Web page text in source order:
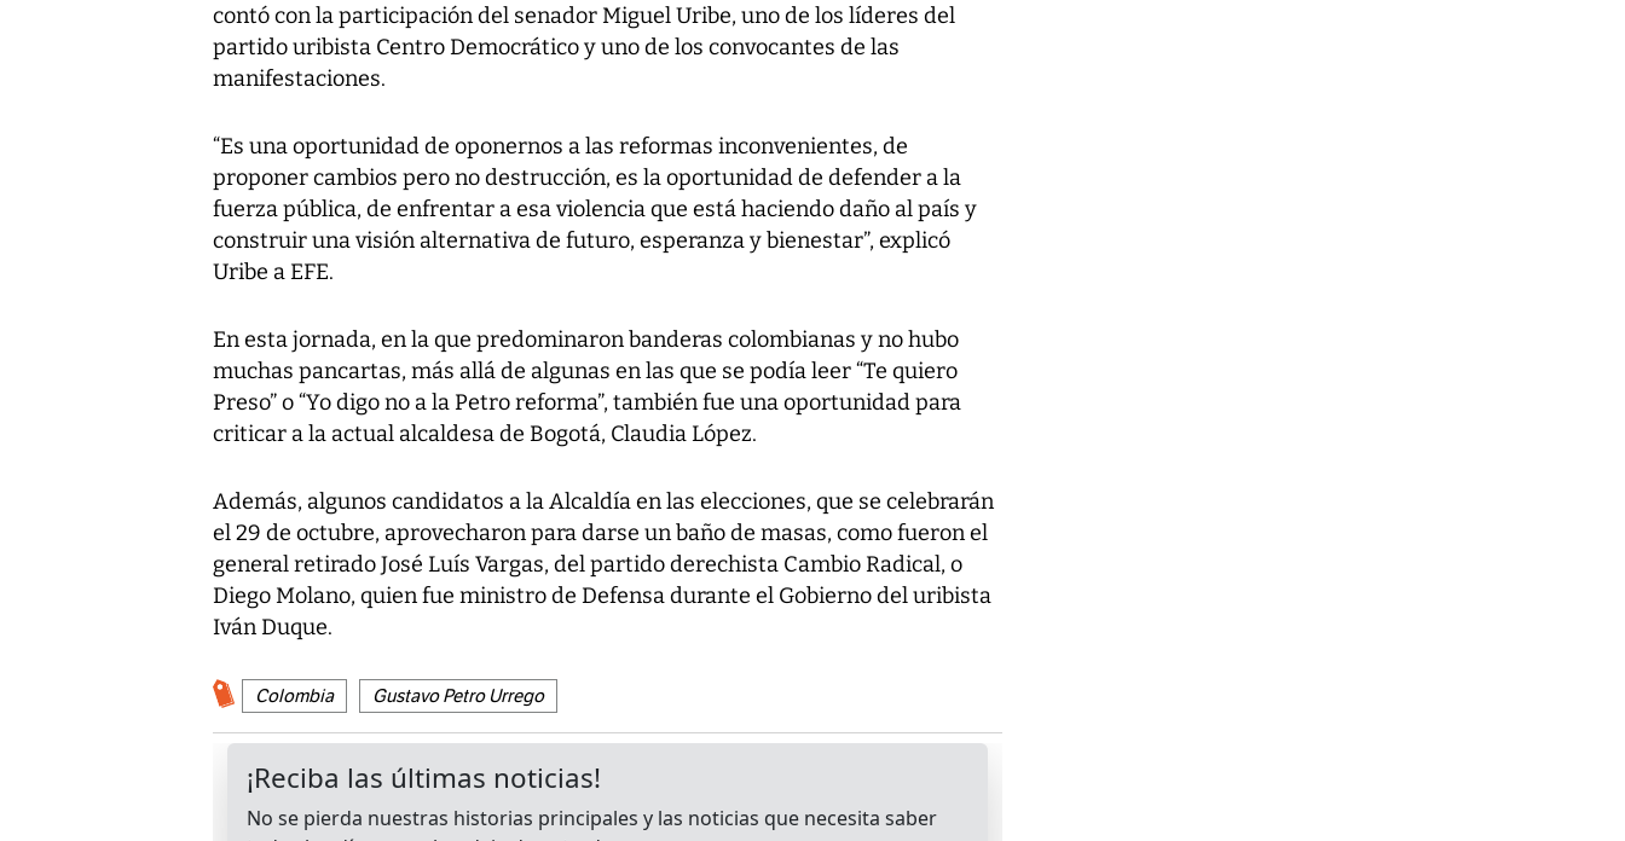
contó con la participación del senador Miguel Uribe, uno de los líderes del
partido uribista Centro Democrático y uno de los convocantes de las
manifestaciones.
“Es una oportunidad de oponernos a las reformas inconvenientes, de
proponer cambios pero no destrucción, es la oportunidad de defender a la
fuerza pública, de enfrentar a esa violencia que está haciendo daño al país y
construir una visión alternativa de futuro, esperanza y bienestar”, explicó
Uribe a EFE.
En esta jornada, en la que predominaron banderas colombianas y no hubo
muchas pancartas, más allá de algunas en las que se podía leer “Te quiero
Preso” o “Yo digo no a la Petro reforma”, también fue una oportunidad para
criticar a la actual alcaldesa de Bogotá, Claudia López.
Además, algunos candidatos a la Alcaldía en las elecciones, que se celebrarán
el 29 de octubre, aprovecharon para darse un baño de masas, como fueron el
general retirado José Luís Vargas, del partido derechista Cambio Radical, o
Diego Molano, quien fue ministro de Defensa durante el Gobierno del uribista
Iván Duque.
Colombia Gustavo Petro Urrego